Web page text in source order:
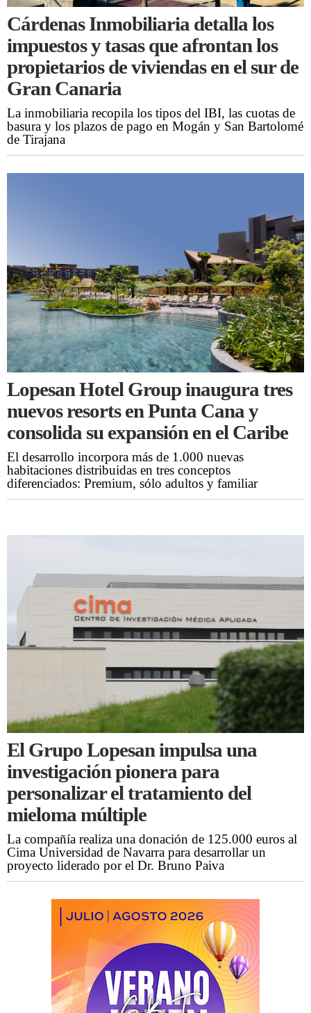
Cárdenas Inmobiliaria detalla los
impuestos y tasas que afrontan los
propietarios de viviendas en el sur de
Gran Canaria
La inmobiliaria recopila los tipos del IBI, las cuotas de
basura y los plazos de pago en Mogán y San Bartolomé
de Tirajana
Lopesan Hotel Group inaugura tres
nuevos resorts en Punta Cana y
consolida su expansión en el Caribe
El desarrollo incorpora más de 1.000 nuevas
habitaciones distribuidas en tres conceptos
diferenciados: Premium, sólo adultos y familiar
El Grupo Lopesan impulsa una
investigación pionera para
personalizar el tratamiento del
mieloma múltiple
La compañía realiza una donación de 125.000 euros al
Cima Universidad de Navarra para desarrollar un
proyecto liderado por el Dr. Bruno Paiva